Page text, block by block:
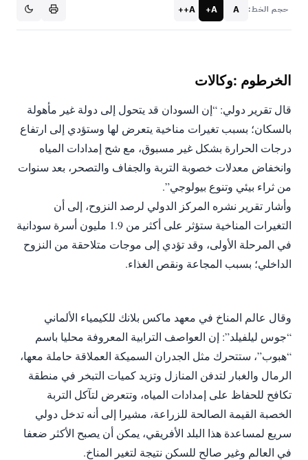
حجم الخط: A
A+
A++
قال تقرير دولي: “إن السودان قد يتحول إلى دولة غير مأهولة
بالسكان؛ بسبب تغيرات مناخية يتعرض لها وستؤدي إلى ارتفاع
درجات الحرارة بشكل غير مسبوق، مع شح إمدادات المياه
وانخفاض معدلات خصوبة التربة والجفاف والتصحر، بعد سنوات
من ثراء بيئي وتنوع بيولوجي”.
‎وأشار تقرير نشره المركز الدولي لرصد النزوح، إلى أن
التغيرات المناخية ستؤثر على أكثر من 1.9 مليون أسرة سودانية
في المرحلة الأولى، وقد تؤدي إلى موجات متلاحقة من النزوح
الداخلي؛ بسبب المجاعة ونقص الغذاء.
‎وقال عالم المناخ في معهد ماكس بلانك للكيمياء الألماني
“جوس ليلفيلد”: إن العواصف الترابية المعروفة محليا باسم
“هبوب”، ستتحرك مثل الجدران السميكة العملاقة حاملة معها،
الرمال والغبار لتدفن المنازل وتزيد كميات التبخر في منطقة
تكافح للحفاظ على إمدادات المياه، وتتعرض لتآكل التربة
الخصبة القيمة الصالحة للزراعة، مشيرا إلى أنه تدخل دولي
سريع لمساعدة هذا البلد الأفريقي، يمكن أن يصبح الأكثر ضعفا
في العالم وغير صالح للسكن نتيجة لتغير المناخ.